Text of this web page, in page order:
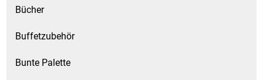
Bücher
Buffetzubehör
Bunte Palette